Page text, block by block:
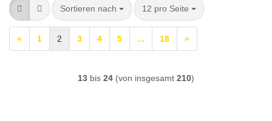
Sortieren nach
Sortieren nach 12 pro Seite
pro Seite
« 1 2 3 4 5 ... 18 »
13 bis 24 (von insgesamt 210)